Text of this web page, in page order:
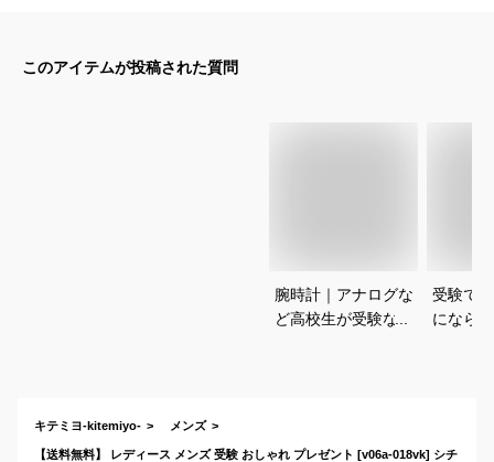
このアイテムが投稿された質問
腕時計｜アナログな
ど高校生が受験など
受験で
になら
キテミヨ-kitemiyo- メンズ
【送料無料】 レディース メンズ 受験 おしゃれ プレゼント [v06a-018vk] シチ